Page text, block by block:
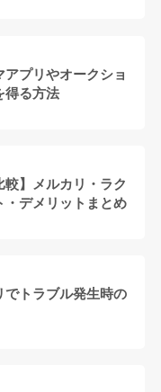
アプリやオークショ
得る方法
較】メルカリ・ラク
・デメリットまとめ
でトラブル発生時の